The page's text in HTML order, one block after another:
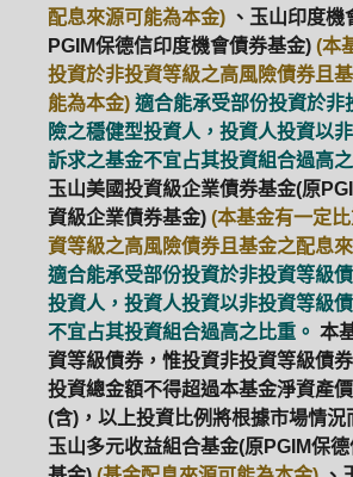
配息來源可能為本金) 、玉山印度機
PGIM保德信印度機會債券基金) (本
投資於非投資等級之高風險債券且
能為本金) 適合能承受部份投資於非
險之穩健型投資人，投資人投資以
訴求之基金不宜占其投資組合過高之
玉山美國投資級企業債券基金(原
資級企業債券基金) (本基金有一定
資等級之高風險債券且基金之配息
適合能承受部份投資於非投資等級
投資人，投資人投資以非投資等級
不宜占其投資組合過高之比重。 本
資等級債券，惟投資非投資等級債
投資總金額不得超過本基金淨資產
(含)，以上投資比例將根據市場情況
玉山多元收益組合基金(原PGIM保